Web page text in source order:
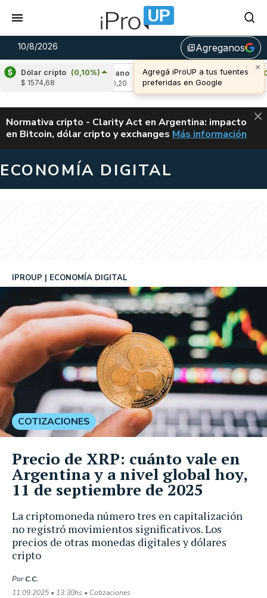
10/8/2026 library_addAgreganos
×
Agregá iProUP a tus fuentes
preferidas en Google
Dólar cripto (0,10%)
$ 1574,68
Cardano
(-0,87%)
Avalanche
u$s 6,51
ALERTA
Normativa cripto - Clarity Act en Argentina: impacto
en Bitcoin, dólar cripto y exchanges CLARITY ACT EN
Más información
ECONOMÍA DIGITAL
La criptomoneda número tres en capitalización
no registró movimientos significativos. Los
precios de otras monedas digitales y dólares
cripto
IPROUP ECONOMÍA DIGITAL
PorC.C.
11.09.2025 • 13:30hs • Cotizaciones
COTIZACIONES
Precio de XRP: cuánto vale en
Argentina y a nivel global hoy,
11 de septiembre de 2025